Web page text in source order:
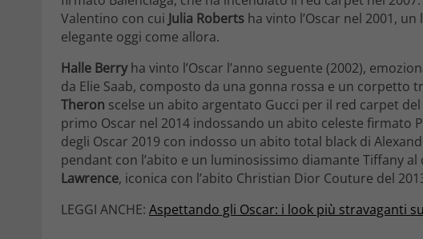
Valentino con cui Julia Roberts ha vinto l’Oscar nel 2001,
elegante oggi come allora.
Halle Berryha vinto l’Oscar l’anno seguente (2002),
da Elie Saab, composto da una gonna rossa e un corpetto
Theron scelse un abito argentato Gucci per il red carpet
primo Oscar nel 2014 indossando un abito celeste firmato
degli Oscar 2019 con indosso un abito total black di
pendant con l’abito e un luminosissimo diamante Tiffany
Lawrence, iconica con l’abito Christian Dior Couture del
LEGGI ANCHE: Aspettando gli Oscar: i look più stravaganti